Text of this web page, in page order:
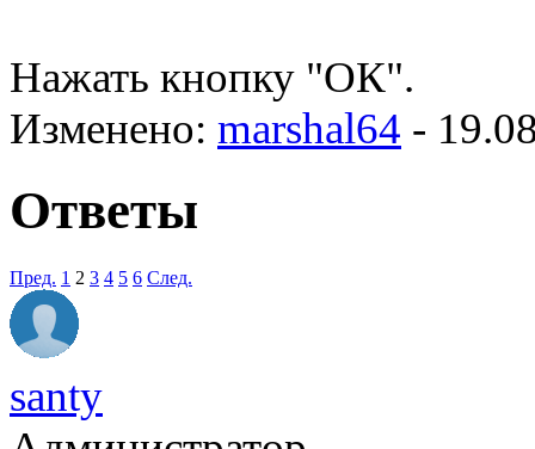
Нажать кнопку "ОК".
Изменено: marshal64 -
Ответы
Пред. 1 2 3 4 5 6 След.
santy